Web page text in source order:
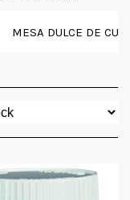
MESA DULCE DE